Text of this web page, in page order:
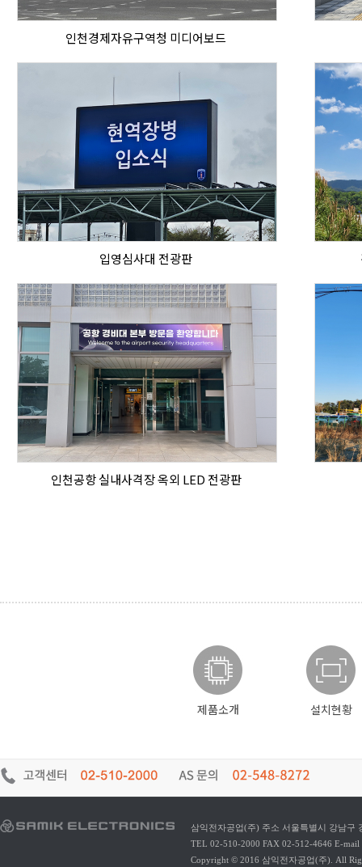
인천경제자유구역청 미디어보드
입영심사대 전광판
인천공항 실내사격장 옥외 LED 전광판
제품소개 설치현황
삼익전자공업(주) 주소 서울특별시 강남구
TEL 02-510-2000 FAX 02-512-4646 E-mail
Copyright © 2016 삼익전자공업(주). All